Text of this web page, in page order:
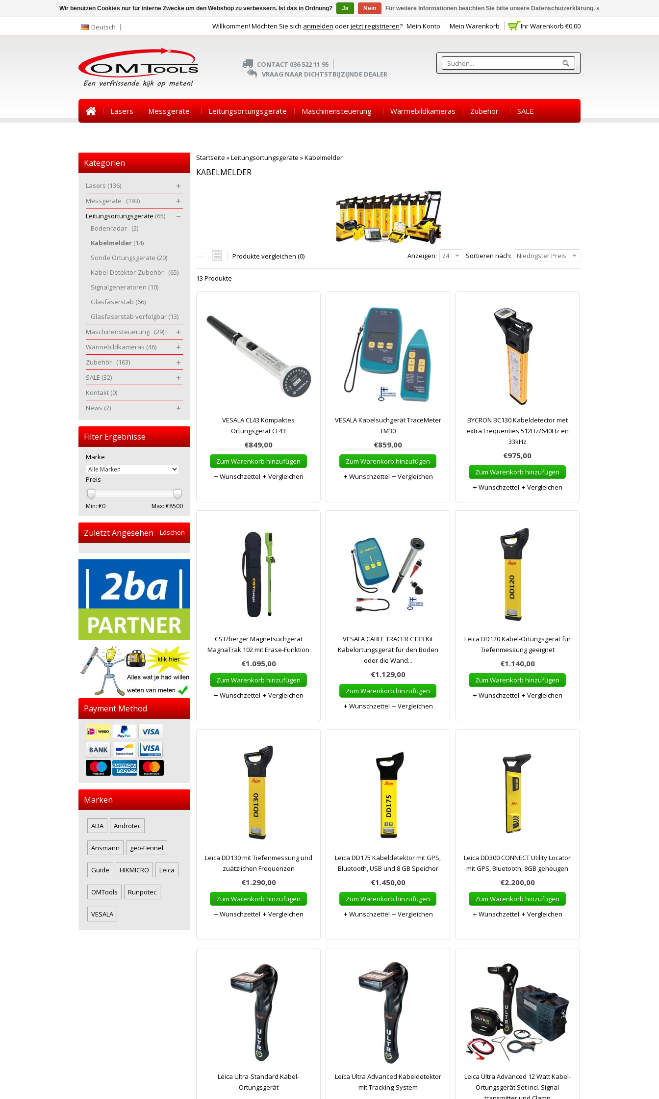
Deutsch Ihr Warenkorb €0,00
Willkommen! Möchten Sie sich anmelden oderjetzt registrieren? Mein Konto Mein Warenkorb
CONTACT 036 522 11 95
VRAAG NAAR DICHTSTBIJZIJNDE DEALER
Lasers Messgeräte Leitungsortungsgeräte Maschinensteuerung Wärmebildkameras Zubehör SALE
Startseite »Leitungsortungsgeräte »Kabelmelder
KABELMELDER
Produkte vergleichen (0) Sortieren nach: Niedrigster Preis
Anzeigen: 24
13 Produkte
VESALA CL43 Kompaktes
Ortungsgerät CL43
€849,00
Zum Warenkorb hinzufügen
Wunschzettel
Vergleichen
VESALA Kabelsuchgerät TraceMeter
TM30
€859,00
Zum Warenkorb hinzufügen
Wunschzettel
Vergleichen
BYCRON BC130 Kabeldetector met
extra Frequenties 512Hz/640Hz en
33kHz
€975,00
Zum Warenkorb hinzufügen
Wunschzettel
Vergleichen
CST/berger Magnetsuchgerät
MagnaTrak 102 mit Erase-Funktion
€1.095,00
Zum Warenkorb hinzufügen
Wunschzettel
Vergleichen
VESALA CABLE TRACER CT33 Kit
Kabelortungsgerät für den Boden
oder die Wand...
€1.129,00
Zum Warenkorb hinzufügen
Wunschzettel
Vergleichen
Leica DD120 Kabel-Ortungsgerät für
Tiefenmessung geeignet
€1.140,00
Zum Warenkorb hinzufügen
Wunschzettel
Vergleichen
Leica DD130 mit Tiefenmessung und
zuätzlichen Frequenzen
€1.290,00
Zum Warenkorb hinzufügen
Wunschzettel
Vergleichen
Leica DD175 Kabeldetektor mit GPS,
Bluetooth, USB und 8 GB Speicher
€1.450,00
Zum Warenkorb hinzufügen
Wunschzettel
Vergleichen
Leica DD300 CONNECT Utility Locator
mit GPS, Bluetooth, 8GB geheugen
€2.200,00
Zum Warenkorb hinzufügen
Wunschzettel
Vergleichen
Leica Ultra-Standard Kabel-
Ortungsgerät
Leica Ultra Advanced Kabeldetektor
mit Tracking-System
Leica Ultra Advanced 12 Watt Kabel-
Ortungsgerät Set incl. Signal
Kategorien
Lasers (136)
Messgeräte (193)
Leitungsortungsgeräte (65)
Bodenradar (2)
Kabelmelder (14)
Sonde Ortungsgerate (20)
Kabel-Detektor-Zubehör (65)
Signalgeneratoren (10)
Glasfaserstab (66)
Glasfaserstab verfolgbar (13)
Maschinensteuerung (29)
Wärmebildkameras (46)
Zubehör (163)
SALE (32)
Kontakt (0)
News (2)
Filter Ergebnisse
Marke
Preis
Min: €0 Max: €8500
Zuletzt Angesehen Löschen
Payment Method
Marken
ADA Androtec
Ansmann geo-Fennel
Guide HIKMICRO Leica
OMTools Runpotec
VESALA
Wir benutzen Cookies nur für interne Zwecke um den Webshop zu verbessern. Ist das in Ordnung? Ja Nein Für weitere Informationen beachten Sie bitte unsere Datenschutzerklärung. »